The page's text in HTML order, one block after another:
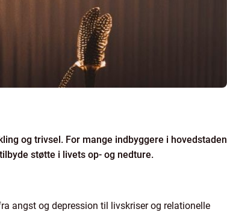
og trivsel. For mange indbyggere i hovedstaden
støtte i livets op- og nedture.
angst og depression til livskriser og relationelle